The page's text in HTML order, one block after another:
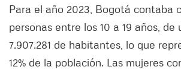
Para el año 2023, Bogotá contaba
personas entre los 10 a 19 años,
7.907.281 de habitantes, lo que
12% de la población. Las mujeres